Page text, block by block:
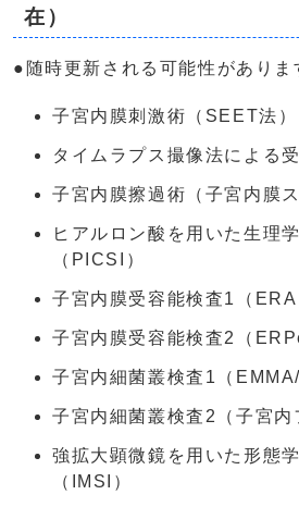
在）
●随時更新される可能性がありま
子宮内膜刺激術（SEET法）
タイムラプス撮像法による
子宮内膜擦過術（子宮内膜
ヒアルロン酸を用いた生理
（PICSI）
子宮内膜受容能検査1（ERA
子宮内膜受容能検査2（
子宮内細菌叢検査1（
子宮内細菌叢検査2（子宮内
強拡大顕微鏡を用いた形態
（IMSI）